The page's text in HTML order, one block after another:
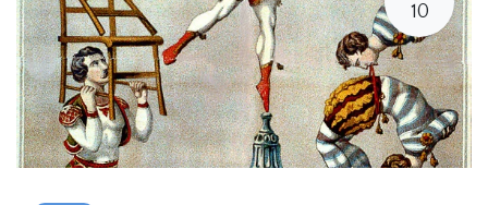
10